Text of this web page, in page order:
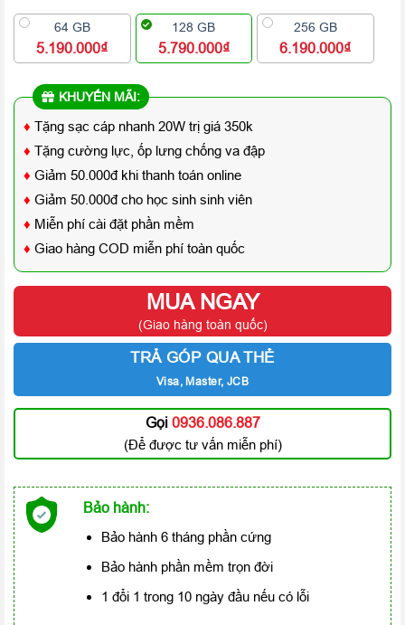
64 GB
5.190.000₫
128 GB
5.790.000₫
256 GB
6.190.000₫
KHUYẾN MÃI:
♦ Tặng sạc cáp nhanh 20W trị giá 350k
♦ Tặng cường lực, ốp lưng chống va đập
♦ Giảm 50.000đ khi thanh toán online
♦ Giảm 50.000đ cho học sinh sinh viên
♦ Miễn phí cài đặt phần mềm
♦ Giao hàng COD miễn phí toàn quốc
MUA NGAY
(Giao hàng toàn quốc)
TRẢ GÓP QUA THẺ
Visa, Master, JCB
Gọi 0936.086.887
(Để được tư vấn miễn phí)
Bảo hành:
Bảo hành 6 tháng phần cứng
Bảo hành phần mềm trọn đời
1 đổi 1 trong 10 ngày đầu nếu có lỗi